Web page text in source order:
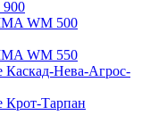
WM 500
WM 550
Каскад-Нева-Агрос-
Крот-Тарпан